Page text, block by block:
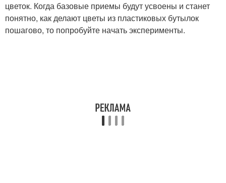
цветок. Когда базовые приемы будут усвоены и станет
понятно, как делают цветы из пластиковых бутылок
пошагово, то попробуйте начать эксперименты.